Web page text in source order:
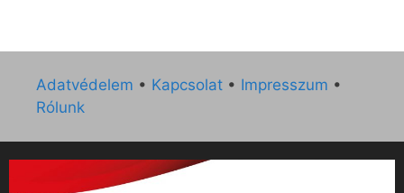
Adatvédelem • Kapcsolat • Impresszum •
Rólunk